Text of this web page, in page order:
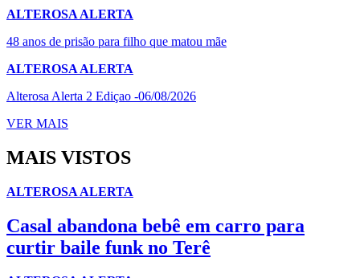
ALTEROSA ALERTA
48 anos de prisão para filho que matou mãe
ALTEROSA ALERTA
Alterosa Alerta 2 Ediçao -06/08/2026
VER MAIS
MAIS VISTOS
ALTEROSA ALERTA
Casal abandona bebê em carro para
curtir baile funk no Terê